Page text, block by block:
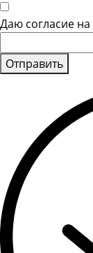
Даю согласие на
Отправить